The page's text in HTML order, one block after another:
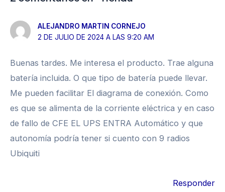
ALEJANDRO MARTIN CORNEJO
2 DE JULIO DE 2024 A LAS 9:20 AM
Buenas tardes. Me interesa el producto. Trae alguna
batería incluida. O que tipo de batería puede llevar.
Me pueden facilitar El diagrama de conexión. Como
es que se alimenta de la corriente eléctrica y en caso
de fallo de CFE EL UPS ENTRA Automático y que
autonomía podría tener si cuento con 9 radios
Ubiquiti
Responder